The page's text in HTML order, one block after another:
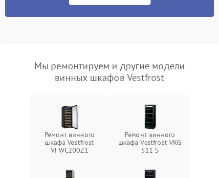
Мы ремонтируем и другие модели
винных шкафов Vestfrost
Ремонт винного
шкафа Vestfrost
VFWC200Z1
Ремонт винного
шкафа Vestfrost VKG
511 S